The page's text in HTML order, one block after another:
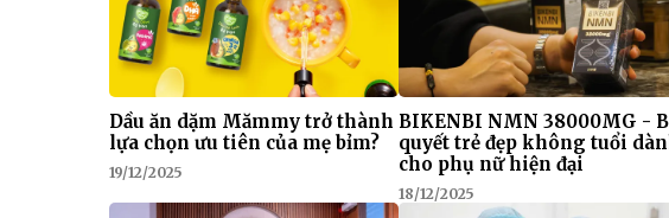
Dầu ăn dặm Mămmy trở thành
lựa chọn ưu tiên của mẹ bỉm?
19/12/2025
BIKENBI NMN 38000MG -
quyết trẻ đẹp không tuổi
cho phụ nữ hiện đại
18/12/2025